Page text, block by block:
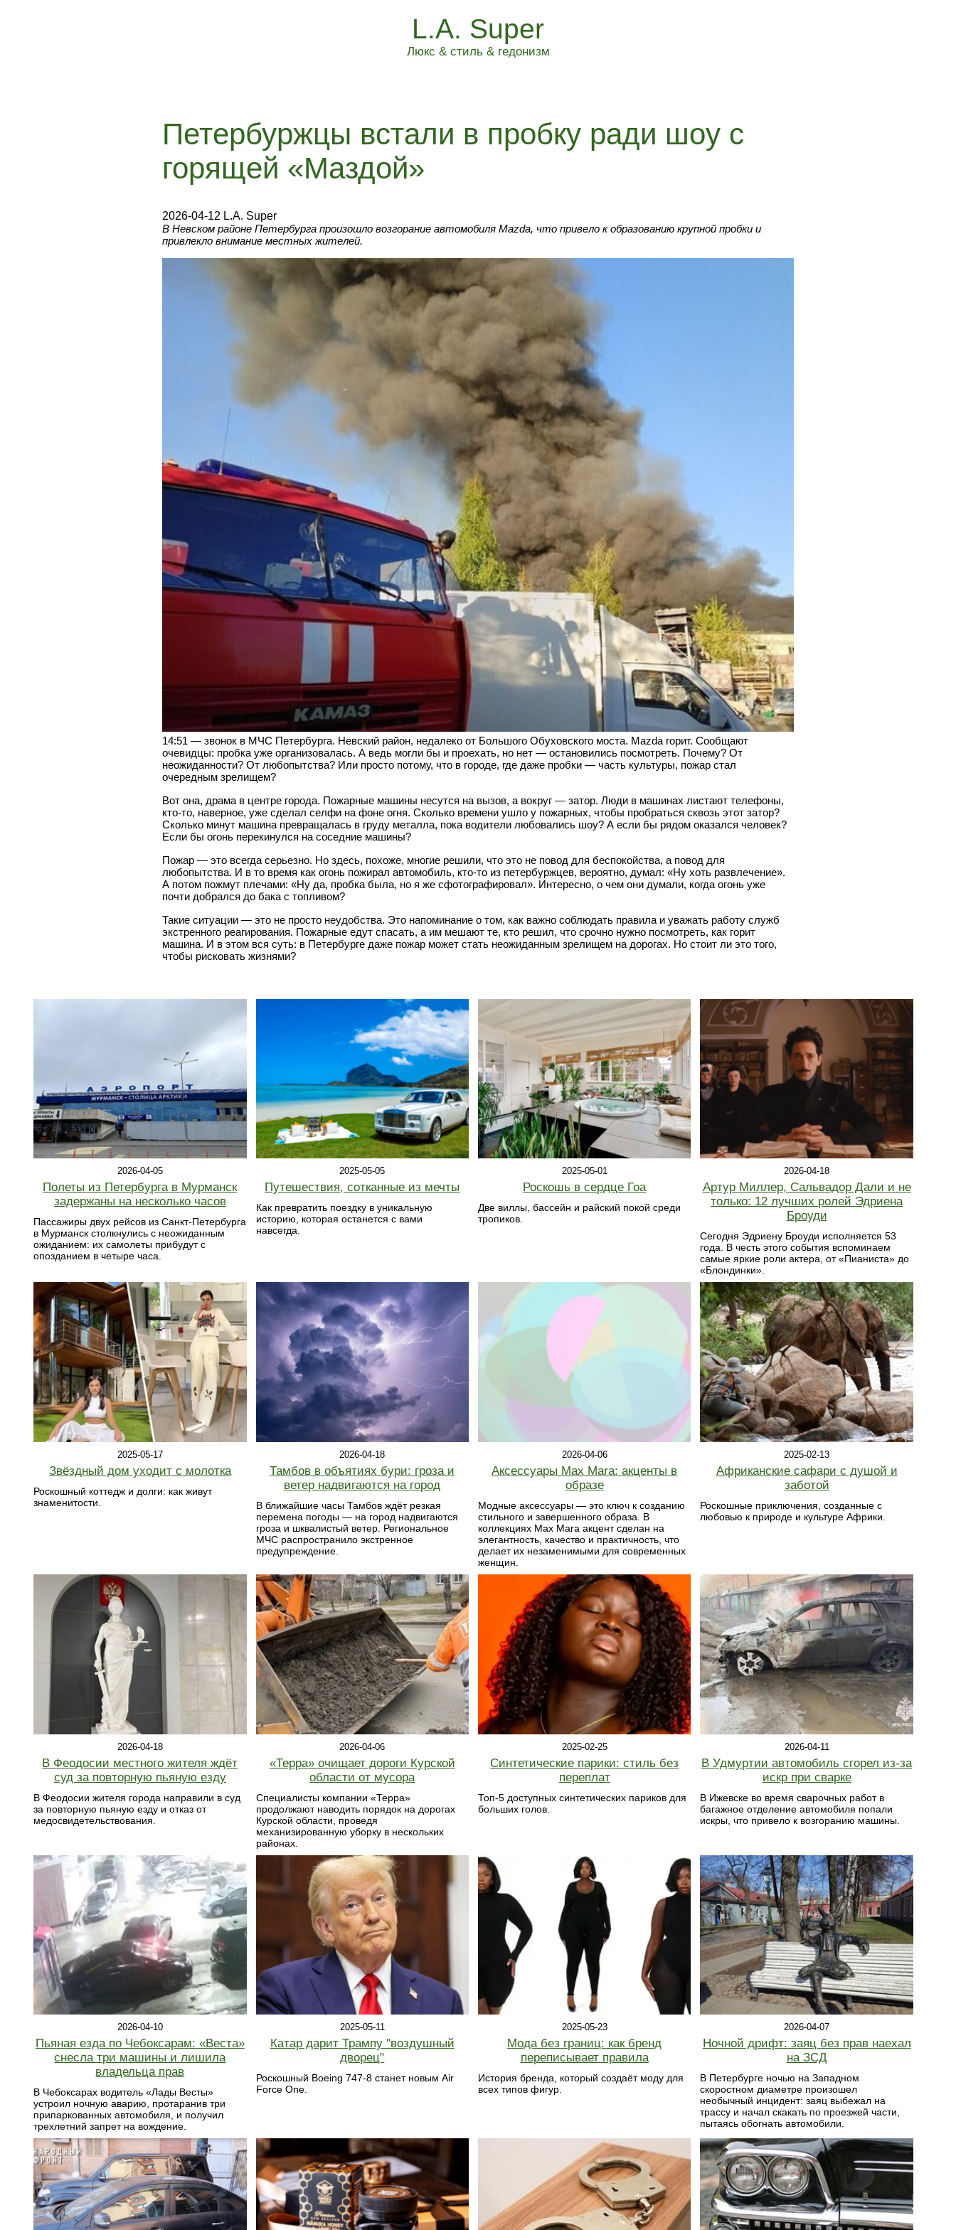
L.A. Super
Люкс & стиль & гедонизм
Петербуржцы встали в пробку ради шоу с
горящей «Маздой»
2026-04-12 L.A. Super
В Невском районе Петербурга произошло возгорание автомобиля Mazda, что привело к образованию крупной пробки и
привлекло внимание местных жителей.
14:51 — звонок в МЧС Петербурга. Невский район, недалеко от Большого Обуховского моста. Mazda горит. Сообщают
очевидцы: пробка уже организовалась. А ведь могли бы и проехать, но нет — остановились посмотреть. Почему? От
неожиданности? От любопытства? Или просто потому, что в городе, где даже пробки — часть культуры, пожар стал
очередным зрелищем?
Вот она, драма в центре города. Пожарные машины несутся на вызов, а вокруг — затор. Люди в машинах листают телефоны,
кто-то, наверное, уже сделал селфи на фоне огня. Сколько времени ушло у пожарных, чтобы пробраться сквозь этот затор?
Сколько минут машина превращалась в груду металла, пока водители любовались шоу? А если бы рядом оказался человек?
Если бы огонь перекинулся на соседние машины?
Пожар — это всегда серьезно. Но здесь, похоже, многие решили, что это не повод для беспокойства, а повод для
любопытства. И в то время как огонь пожирал автомобиль, кто-то из петербуржцев, вероятно, думал: «Ну хоть развлечение».
А потом пожмут плечами: «Ну да, пробка была, но я же сфотографировал». Интересно, о чем они думали, когда огонь уже
почти добрался до бака с топливом?
Такие ситуации — это не просто неудобства. Это напоминание о том, как важно соблюдать правила и уважать работу служб
экстренного реагирования. Пожарные едут спасать, а им мешают те, кто решил, что срочно нужно посмотреть, как горит
машина. И в этом вся суть: в Петербурге даже пожар может стать неожиданным зрелищем на дорогах. Но стоит ли это того,
чтобы рисковать жизнями?
2026-04-05
Полеты из Петербурга в Мурманск
задержаны на несколько часов
Пассажиры двух рейсов из Санкт-Петербурга
в Мурманск столкнулись с неожиданным
ожиданием: их самолеты прибудут с
опозданием в четыре часа.
2025-05-05
Путешествия, сотканные из мечты
Как превратить поездку в уникальную
историю, которая останется с вами
навсегда.
2025-05-01
Роскошь в сердце Гоа
Две виллы, бассейн и райский покой среди
тропиков.
2026-04-18
Артур Миллер, Сальвадор Дали и не
только: 12 лучших ролей Эдриена
Броуди
Сегодня Эдриену Броуди исполняется 53
года. В честь этого события вспоминаем
самые яркие роли актера, от «Пианиста» до
«Блондинки».
2025-05-17
Звёздный дом уходит с молотка
Роскошный коттедж и долги: как живут
знаменитости.
2026-04-18
Тамбов в объятиях бури: гроза и
ветер надвигаются на город
В ближайшие часы Тамбов ждёт резкая
перемена погоды — на город надвигаются
гроза и шквалистый ветер. Региональное
МЧС распространило экстренное
предупреждение.
2026-04-06
Аксессуары Max Mara: акценты в
образе
Модные аксессуары — это ключ к созданию
стильного и завершенного образа. В
коллекциях Max Mara акцент сделан на
элегантность, качество и практичность, что
делает их незаменимыми для современных
женщин.
2025-02-13
Африканские сафари с душой и
заботой
Роскошные приключения, созданные с
любовью к природе и культуре Африки.
2026-04-18
В Феодосии местного жителя ждёт
суд за повторную пьяную езду
В Феодосии жителя города направили в суд
за повторную пьяную езду и отказ от
медосвидетельствования.
2026-04-06
«Терра» очищает дороги Курской
области от мусора
Специалисты компании «Терра»
продолжают наводить порядок на дорогах
Курской области, проведя
механизированную уборку в нескольких
районах.
2025-02-25
Синтетические парики: стиль без
переплат
Топ-5 доступных синтетических париков для
больших голов.
2026-04-11
В Удмуртии автомобиль сгорел из-за
искр при сварке
В Ижевске во время сварочных работ в
багажное отделение автомобиля попали
искры, что привело к возгоранию машины.
2026-04-10
Пьяная езда по Чебоксарам: «Веста»
снесла три машины и лишила
владельца прав
В Чебоксарах водитель «Лады Весты»
устроил ночную аварию, протаранив три
припаркованных автомобиля, и получил
трехлетний запрет на вождение.
2025-05-11
Катар дарит Трампу "воздушный
дворец"
Роскошный Boeing 747-8 станет новым Air
Force One.
2025-05-23
Мода без границ: как бренд
переписывает правила
История бренда, который создаёт моду для
всех типов фигур.
2026-04-07
Ночной дрифт: заяц без прав наехал
на ЗСД
В Петербурге ночью на Западном
скоростном диаметре произошел
необычный инцидент: заяц выбежал на
трассу и начал скакать по проезжей части,
пытаясь обогнать автомобили.